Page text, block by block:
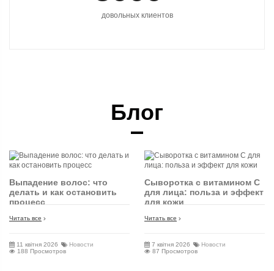
довольных клиентов
Блог
Выпадение волос: что
делать и как остановить
процесс
Читать все
11 квітня 2026
Новости
188 Просмотров
Сыворотка с витамином С
для лица: польза и эффект
для кожи
Читать все
7 квітня 2026
Новости
87 Просмотров